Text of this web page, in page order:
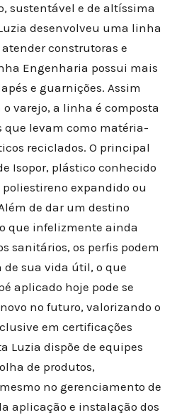
sustentável e de altíssima
desenvolveu uma linha
construtoras e
Engenharia possui mais
e guarnições. Assim
varejo, a linha é composta
que levam como matéria-
reciclados. O principal
Isopor, plástico conhecido
expandido ou
de dar um destino
que infelizmente ainda
sanitários, os perfis podem
de sua vida útil, o que
aplicado hoje pode se
no futuro, valorizando o
em certificações
Luzia dispõe de equipes
de produtos,
no gerenciamento de
aplicação e instalação dos